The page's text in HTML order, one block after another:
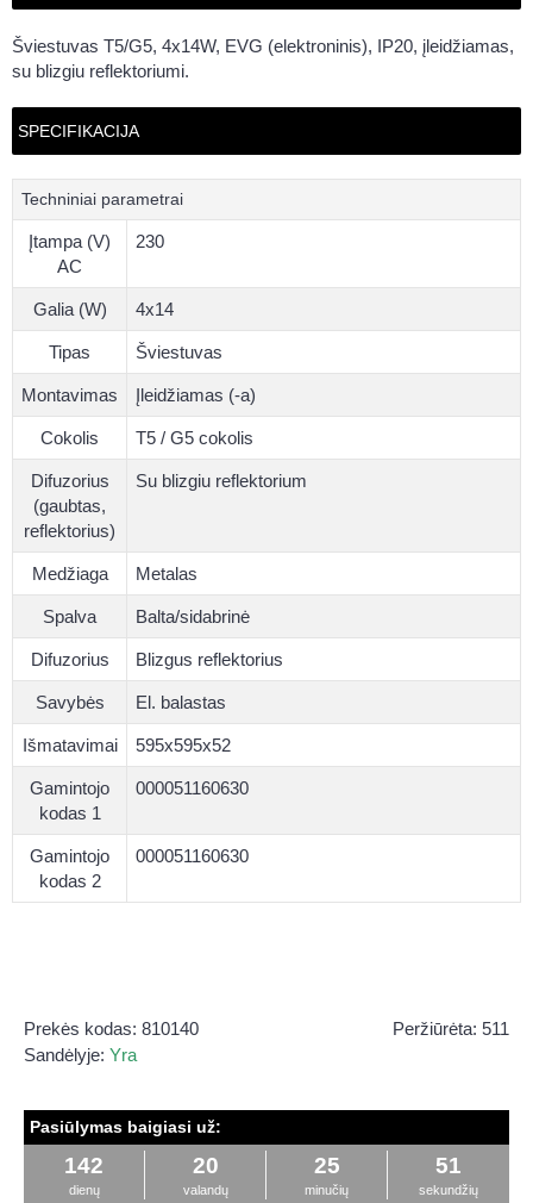
Šviestuvas T5/G5, 4x14W, EVG (elektroninis), IP20, įleidžiamas,
su blizgiu reflektoriumi.
SPECIFIKACIJA
Techniniai parametrai
Įtampa (V)
AC
230
Galia (W) 4x14
Tipas Šviestuvas
Montavimas Įleidžiamas (-a)
Cokolis T5 / G5 cokolis
Difuzorius
(gaubtas,
reflektorius)
Su blizgiu reflektorium
Medžiaga Metalas
Spalva Balta/sidabrinė
Difuzorius Blizgus reflektorius
Savybės El. balastas
Išmatavimai 595x595x52
Gamintojo
kodas 1
000051160630
Gamintojo
kodas 2
000051160630
Peržiūrėta: 511
Prekės kodas: 810140
Sandėlyje: Yra
Pasiūlymas baigiasi už:
142
dienų
20
valandų
25
minučių
51
sekundžių